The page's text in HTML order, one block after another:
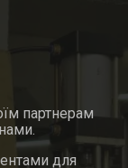
партнерам
для